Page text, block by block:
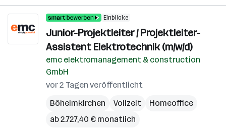
Einblicke
Junior-Projektleiter / Projektleiter-
Assistent Elektrotechnik (m/w/d)
emc elektromanagement & construction
GmbH
vor 2 Tagen veröffentlicht
Böheimkirchen
Vollzeit
Homeoffice
ab 2.727,40 € monatlich